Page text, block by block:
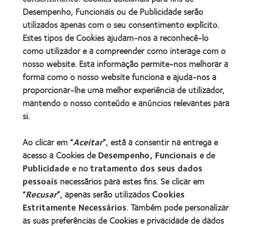
(2012)
Global
Award
(2012)
Industria
da
BCLA
Os nossos produtos
Tecnologia de lentes de contacto
Encontre as suas lentes
Procurar um centro
Lentes de contacto e a visão
Novo utilizador
Utilizador experiente
Blog
Desempenho, Funcionais ou de Publicidade serão
utilizados apenas com o seu consentimento explícito.
Estes tipos de Cookies ajudam-nos a reconhecê-lo
como utilizador e a compreender como interage com o
nosso website. Esta informação permite-nos melhorar a
forma como o nosso website funciona e ajuda-nos a
proporcionar-lhe uma melhor experiência de utilizador,
mantendo o nosso conteúdo e anúncios relevantes para
si.
Ao clicar em “Aceitar”, está a consentir na entrega e
acesso a Cookies deDesempenho, Funcionaise de
Publicidadee notratamento dos seus dados
pessoais necessários para estes fins. Se clicar em
“Recusar”, apenas serão utilizadosCookies
Estritamente Necessários. Também pode personalizar
as suas preferências de Cookies e privacidade de dados